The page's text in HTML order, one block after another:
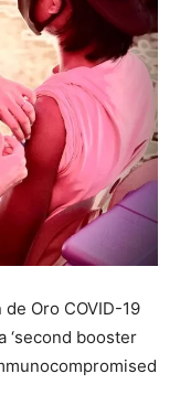
Oro COVID-19
‘second booster